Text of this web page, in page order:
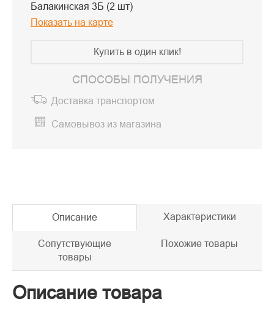
Балакинская 3Б (2 шт)
Показать на карте
Купить в один клик!
СПОСОБЫ ПОЛУЧЕНИЯ
Доставка транспортом
Самовывоз из магазина
Описание Характеристики
Сопутствующие
товары
Похожие товары
Описание товара